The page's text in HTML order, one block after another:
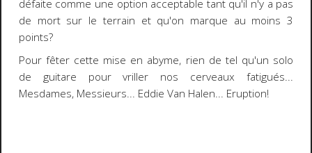
défaite comme une option acceptable tant qu'il n'y a pas
de mort sur le terrain et qu'on marque au moins 3
points?
Pour fêter cette mise en abyme, rien de tel qu'un solo
de guitare pour vriller nos cerveaux fatigués...
Mesdames, Messieurs... Eddie Van Halen... Eruption!